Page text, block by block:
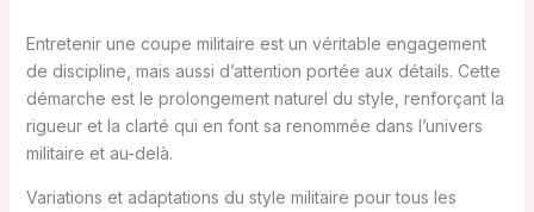
Entretenir une coupe militaire est un véritable engagement
de discipline, mais aussi d’attention portée aux détails. Cette
démarche est le prolongement naturel du style, renforçant la
rigueur et la clarté qui en font sa renommée dans l’univers
militaire et au-delà.
Variations et adaptations du style militaire pour tous les